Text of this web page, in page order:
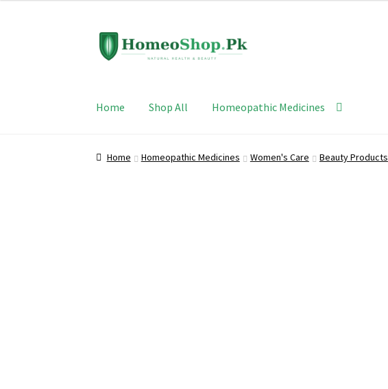
Skip
to
Skip
to
Home Shop All Homeopathic Medicines
Home Homeopathic Medicines Women's Care Beauty Products